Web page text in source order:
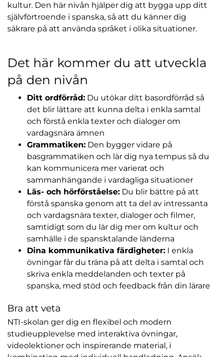
kultur. Den här nivån hjälper dig att bygga upp ditt
självförtroende i spanska, så att du känner dig
säkrare på att använda språket i olika situationer.
Det här kommer du att utveckla
på den nivån
Ditt ordförråd: Du utökar ditt basordförråd så
det blir lättare att kunna delta i enkla samtal
och förstå enkla texter och dialoger om
vardagsnära ämnen
Grammatiken: Den bygger vidare på
basgrammatiken och lär dig nya tempus så du
kan kommunicera mer varierat och
sammanhängande i vardagliga situationer
Läs- och hörförståelse: Du blir bättre på att
förstå spanska genom att ta del av intressanta
och vardagsnära texter, dialoger och filmer,
samtidigt som du lär dig mer om kultur och
samhälle i de spansktalande länderna
Dina kommunikativa färdigheter: I enkla
övningar får du träna på att delta i samtal och
skriva enkla meddelanden och texter på
spanska, med stöd och feedback från din lärare
Bra att veta
NTI-skolan ger dig en flexibel och modern
studieupplevelse med interaktiva övningar,
videolektioner och inspirerande material, i